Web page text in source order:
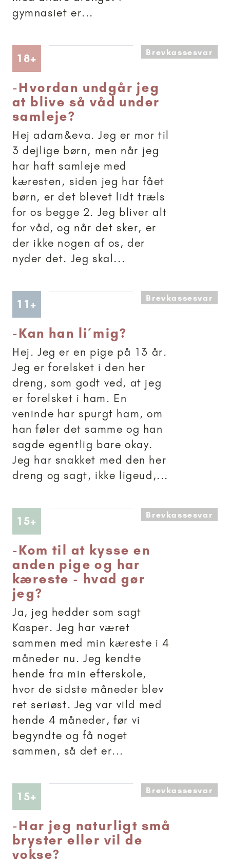
gymnasiet er...
18+ Artikler anbefalet til 18+Brevkassesvar
-Hvordan undgår jeg
at blive så våd under
samleje?
Hej adam&eva. Jeg er mor til
3 dejlige børn, men når jeg
har haft samleje med
kæresten, siden jeg har fået
børn, er det blevet lidt træls
for os begge 2. Jeg bliver alt
for våd, og når det sker, er
der ikke nogen af os, der
nyder det. Jeg skal...
11+ Artikler anbefalet til 11+Brevkassesvar
-Kan han li´ mig?
Hej. Jeg er en pige på 13 år.
Jeg er forelsket i den her
dreng, som godt ved, at jeg
er forelsket i ham. En
veninde har spurgt ham, om
han føler det samme og han
sagde egentlig bare okay.
Jeg har snakket med den her
dreng og sagt, ikke ligeud,...
15+ Artikler anbefalet til 15+Brevkassesvar
-Kom til at kysse en
anden pige og har
kæreste - hvad gør
jeg?
Ja, jeg hedder som sagt
Kasper. Jeg har været
sammen med min kæreste i 4
måneder nu. Jeg kendte
hende fra min efterskole,
hvor de sidste måneder blev
ret seriøst. Jeg var vild med
hende 4 måneder, før vi
begyndte og få noget
sammen, så det er...
15+ Artikler anbefalet til 15+Brevkassesvar
-Har jeg naturligt små
bryster eller vil de
vokse?